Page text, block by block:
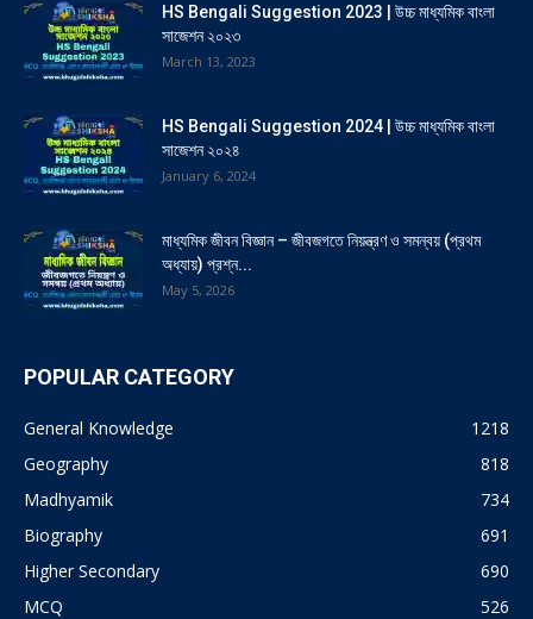
HS Bengali Suggestion 2023 | উচ্চ মাধ্যমিক বাংলা
সাজেশন ২০২৩
March 13, 2023
HS Bengali Suggestion 2024 | উচ্চ মাধ্যমিক বাংলা
সাজেশন ২০২৪
January 6, 2024
মাধ্যমিক জীবন বিজ্ঞান – জীবজগতে নিয়ন্ত্রণ ও সমন্বয় (প্রথম
অধ্যায়) প্রশ্ন...
May 5, 2026
POPULAR CATEGORY
General Knowledge
1218
Geography
818
Madhyamik
734
Biography
691
Higher Secondary
690
MCQ
526